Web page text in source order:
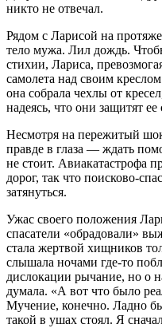
никто не отвечал.
Рядом с Ларисой на
тело мужа. Лил дождь.
стихии, Лариса,
самолета над своим
она собрала чехлы от
надеясь, что они защитят ее
Несмотря на пережитый
правде в глаза — ждать
не стоит. Авиакатастрофа
дорог, так что поисково-
затянуться.
Ужас своего положения
спасатели «обрадовали»
стала жертвой хищников
слышала ночами где-то
дислокации рычание, но о
думала. «А вот что было
Мучение, конечно. Ладно
такой в ушах стоял. Я